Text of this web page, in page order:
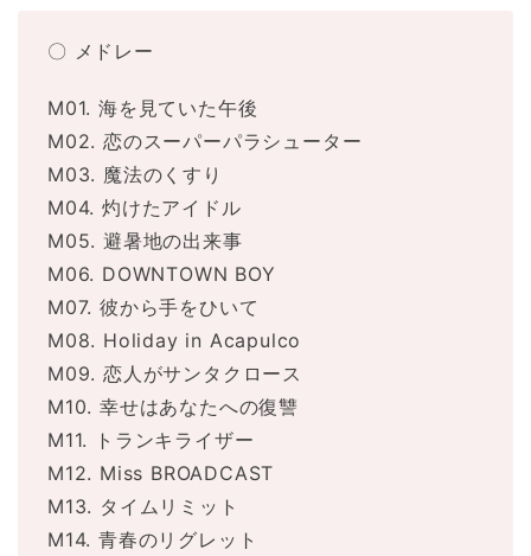
〇 メドレー
M01. 海を見ていた午後
M02. 恋のスーパーパラシューター
M03. 魔法のくすり
M04. 灼けたアイドル
M05. 避暑地の出来事
M06. DOWNTOWN BOY
M07. 彼から手をひいて
M08. Holiday in Acapulco
M09. 恋人がサンタクロース
M10. 幸せはあなたへの復讐
M11. トランキライザー
M12. Miss BROADCAST
M13. タイムリミット
M14. 青春のリグレット